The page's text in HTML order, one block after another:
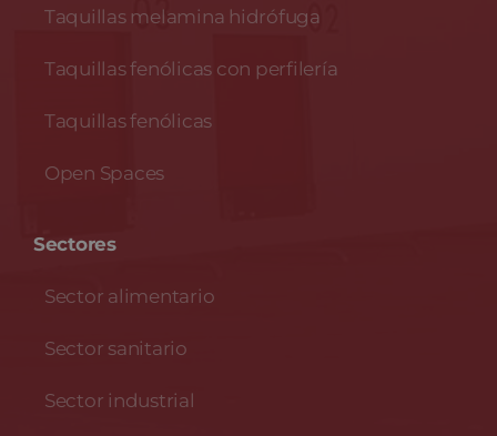
Taquillas melamina hidrófuga
Taquillas fenólicas con perfilería
Taquillas fenólicas
Open Spaces
Sectores
Sector alimentario
Sector sanitario
Sector industrial